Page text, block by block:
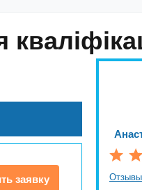
заявку